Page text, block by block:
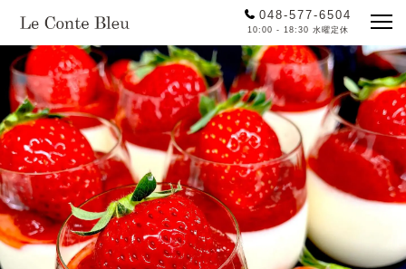
048-577-6504
10:00 - 18:30 水曜定休